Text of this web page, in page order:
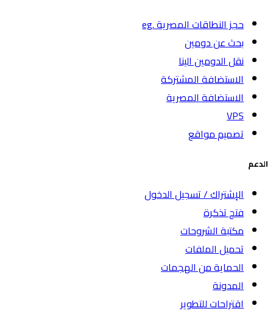
حجز النطاقات المصرية .eg
بحث عن دومين
نقل الدومين الينا
الاستضافة المشتركة
الاستضافة المصرية
VPS
تصميم مواقع
الدعم
الإشتراك / تسجيل الدخول
فتح تذكرة
مكتبة الشروحات
تحميل الملفات
الحماية من الهجمات
المدونة
اقتراحات للتطوير